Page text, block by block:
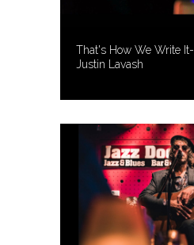
That's How We Write It-
Justin Lavash